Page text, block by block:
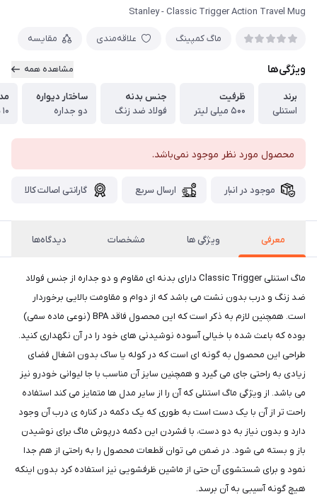
Stanley - Classic Trigger Action Travel Mug
ماگ کمپینگ علاقه‌مندی مقایسه
ویژگی‌ها مشاهده همه
برند
استنلی
ظرفیت
۵۰۰ میلی لیتر
جنس بدنه
فولاد ضد زنگ
ساختار دیواره
دو جداره
۱۰ ساعت
محصول مورد نظر موجود نمی‌باشد.
موجود در انبار ارسال سریع گارانتی اصالت کالا
معرفی ویژگی ها مشخصات دیدگاه‌ها
ماگ استنلی Classic Trigger دارای بدنه ای مقاوم و دو جداره از جنس فولاد
ضد زنگ و درب بدون نشت می باشد که از دوام و مقاومت بالایی برخوردار
است. همچنین لازم به ذکر است که این محصول فاقد BPA (نوعی ماده سمی)
بوده که باعث شده با خیالی آسوده نوشیدنی های خود را در آن نگهداری کنید.
طراحی این محصول به گونه ای است که در کوله یا ساک بدون اشغال فضای
زیادی به راحتی جای می گیرد و همچنین سایز آن مناسب با جا لیوانی خودرو نیز
می باشد. از ویژگی ماگ استنلی که آن را از سایر مدل ها متمایز می کند استفاده
راحت تر از آن با یک دست است به طوری که یک دکمه در کناره ی درب آن وجود
دارد و بدون نیاز به دو دست، با فشردن این دکمه درپوش ماگ برای نوشیدن
باز و بسته می شود. در ضمن می توان قطعات محصول را به راحتی از هم جدا
نمود و برای شستشوی آن حتی از ماشین ظرفشویی نیز استفاده کرد بدون اینکه
هیچ گونه آسیبی به آن برسد.